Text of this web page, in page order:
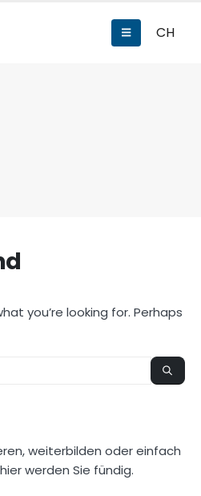
CH
you’re looking for. Perhaps
weiterbilden oder einfach
werden Sie fündig.